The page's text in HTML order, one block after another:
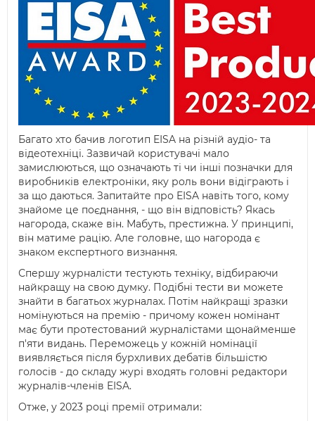
Багато хто бачив логотип EISA на різній аудіо- та
відеотехніці. Зазвичай користувачі мало
замислюються, що означають ті чи інші позначки для
виробників електроніки, яку роль вони відіграють і
за що даються. Запитайте про EISA навіть того, кому
знайоме це поєднання, - що він відповість? Якась
нагорода, скаже він. Мабуть, престижна. У принципі,
він матиме рацію. Але головне, що нагорода є
знаком експертного визнання.
Спершу журналісти тестують техніку, відбираючи
найкращу на свою думку. Подібні тести ви можете
знайти в багатьох журналах. Потім найкращі зразки
номінуються на премію - причому кожен номінант
має бути протестований журналістами щонайменше
п'яти видань. Переможець у кожній номінації
виявляється після бурхливих дебатів більшістю
голосів - до складу журі входять головні редактори
журналів-членів EISA.
Отже, у 2023 році премії отримали: